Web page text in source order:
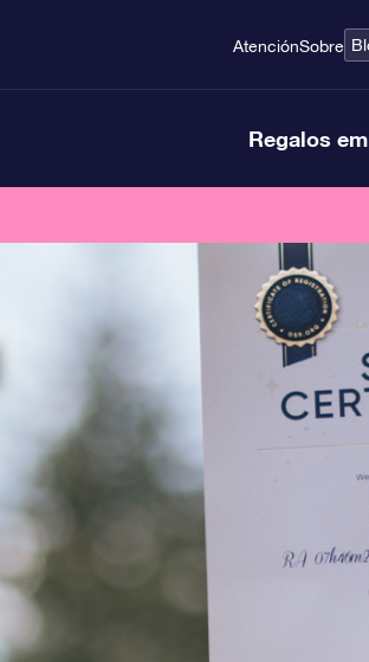
AtenciónSobre
Regalos